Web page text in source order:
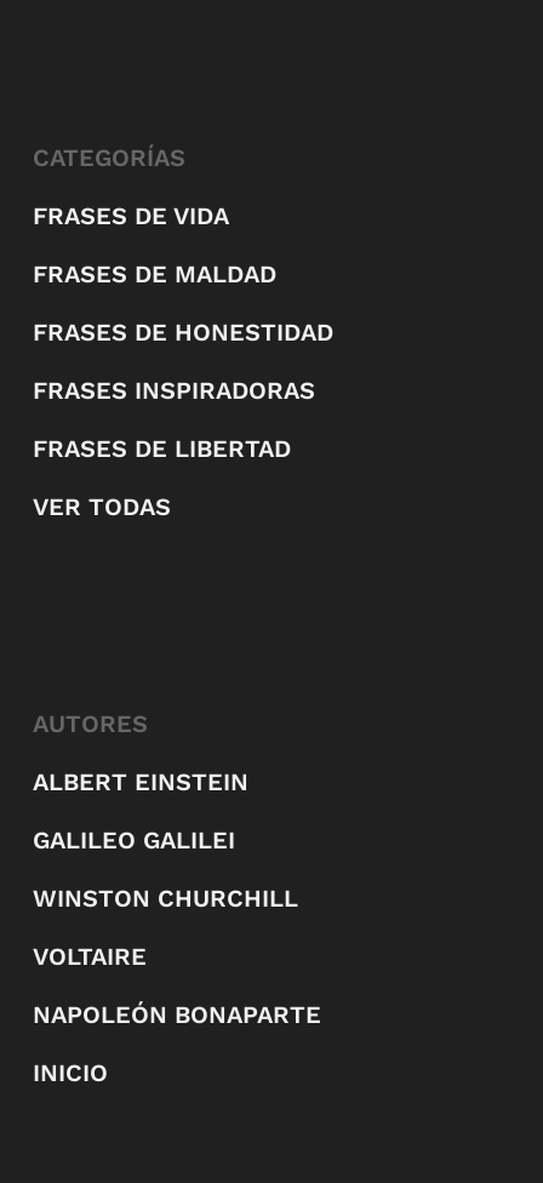
CATEGORÍAS
FRASES DE VIDA
FRASES DE MALDAD
FRASES DE HONESTIDAD
FRASES INSPIRADORAS
FRASES DE LIBERTAD
VER TODAS
AUTORES
ALBERT EINSTEIN
GALILEO GALILEI
WINSTON CHURCHILL
VOLTAIRE
NAPOLEÓN BONAPARTE
INICIO